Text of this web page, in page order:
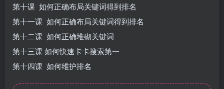
第十课 如何正确布局关键词得到排名
第十一课 如何正确布局关键词得到排名
第十二课 如何正确堆砌关键词
第十三课 如何快速卡卡搜索第一
第十四课 如何维护排名